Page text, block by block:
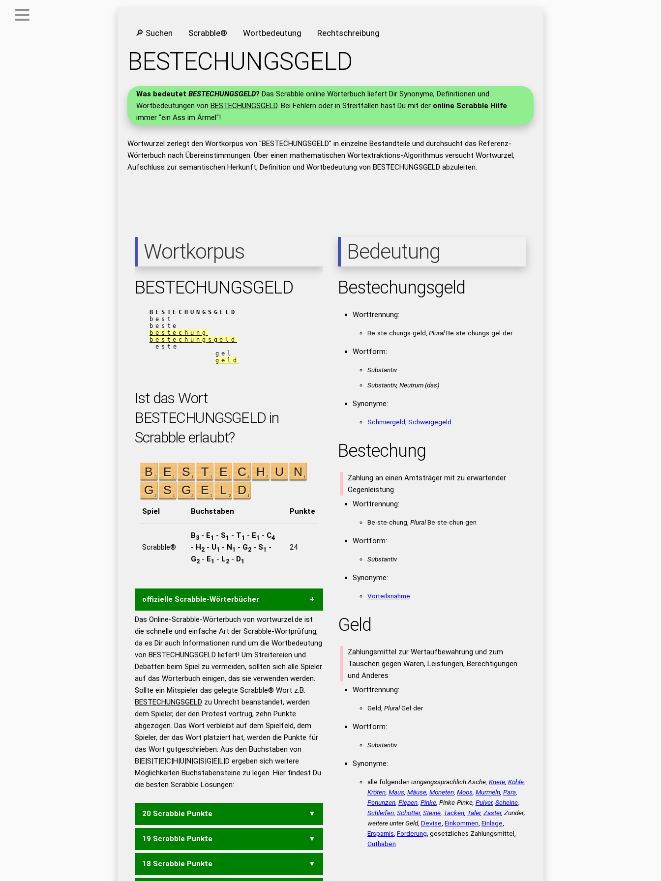
🔎 Suchen Scrabble® Wortbedeutung Rechtschreibung
BESTECHUNGSGELD
Was bedeutet BESTECHUNGSGELD? Das Scrabble online Wörterbuch liefert Dir Synonyme, Definitionen und
Wortbedeutungen von BESTECHUNGSGELD. Bei Fehlern oder in Streitfällen hast Du mit der online Scrabble Hilfe
immer "ein Ass im Ärmel"!
Wortwurzel zerlegt den Wortkorpus von "BESTECHUNGSGELD" in einzelne Bestandteile und durchsucht das Referenz-
Wörterbuch nach Übereinstimmungen. Über einen mathematischen Wortextraktions-Algorithmus versucht Wortwurzel,
Aufschluss zur semantischen Herkunft, Definition und Wortbedeutung von BESTECHUNGSGELD abzuleiten.
Wortkorpus
BESTECHUNGSGELD
BESTECHUNGSGELD
best
beste
bestechung
bestechungsgeld
este
gel
geld
Ist das Wort
BESTECHUNGSGELD in
Scrabble erlaubt?
Spiel Buchstaben Punkte
Scrabble®
B3- E1 - S1 - T1 - E1 - C4
- H2- U1 - N1 - G2- S1 -
G2- E1 - L2- D1
24
offizielle Scrabble-Wörterbücher
Wortwurzel liefert mit Hilfe eines semantischen
Wortanalyse-Algorithmus gute Anhaltspunkte zu
Wortbedeutung, Worttrennung und Wortform, um die
Gültigkeit eines Wortes für das Scrabble-Spiel zu
bestimmen!
zugelassene Turnier Scrabble-
Wörterbücher sind:
Duden – Standardwerk in 12
Bänden
Duden – Richtiges und gutes
Deutsch
Duden – Die deutsche Grammatik
Duden – Deutsches
Universalwörterbuch
Das Online-Scrabble-Wörterbuch von wortwurzel.de ist
die schnelle und einfache Art der Scrabble-Wortprüfung,
da es Dir auch Informationen rund um die Wortbedeutung
von BESTECHUNGSGELD liefert! Um Streitereien und
Debatten beim Spiel zu vermeiden, sollten sich alle Spieler
auf das Wörterbuch einigen, das sie verwenden werden.
Sollte ein Mitspieler das gelegte Scrabble® Wort z.B.
BESTECHUNGSGELD zu Unrecht beanstandet, werden
dem Spieler, der den Protest vortrug, zehn Punkte
abgezogen. Das Wort verbleibt auf dem Spielfeld, dem
Spieler, der das Wort platziert hat, werden die Punkte für
das Wort gutgeschrieben. Aus den Buchstaben von
B|E|S|T|E|C|H|U|N|G|S|G|E|L|D ergeben sich weitere
Möglichkeiten Buchstabensteine zu legen. Hier findest Du
die besten Scrabble Lösungen:
20 Scrabble Punkte
GEGENBESUCHS GEGENBUCHEST
19 Scrabble Punkte
GEGLUBSCHT GEGENBESUCH
GEGENBUCHST GEGENBUCHTE
18 Scrabble Punkte
Bedeutung
Bestechungsgeld
Worttrennung:
Be·ste·chungs·geld, PluralBe·ste·chungs·gel·der
Wortform:
Substantiv
Substantiv, Neutrum(das)
Synonyme:
Schmiergeld Schweigegeld
Bestechung
Zahlung an einen Amtsträger mit zu erwartender
Gegenleistung
Worttrennung:
Be·ste·chung, PluralBe·ste·chun·gen
Wortform:
Substantiv
Synonyme:
Vorteilsnahme
Geld
Zahlungsmittel zur Wertaufbewahrung und zum
Tauschen gegen Waren, Leistungen, Berechtigungen
und Anderes
Worttrennung:
Geld, PluralGel·der
Wortform:
Substantiv
Synonyme:
alle folgenden umgangssprachlich Asche, Knete, Kohle,
Kröten, Maus, Mäuse, Moneten, Moos, Murmeln, Para,
Penunzen, Piepen, Pinke, Pinke-Pinke, Pulver, Scheine,
Schleifen, Schotter, Steine, Tacken, Taler, Zaster, Zunder;
weitere unter Geld, Devise Einkommen Einlage
Ersparnis Forderung , gesetzliches Zahlungsmittel,
Guthaben